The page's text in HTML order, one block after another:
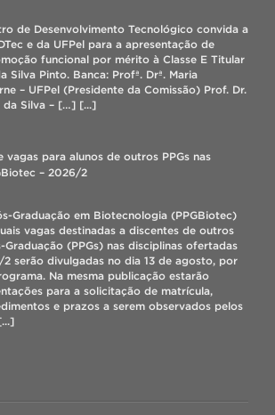
de forma […]
– Lab. Biopolímeros
que o período para solicitação de
on-line acontece de 08 a 09/08/2026,
no menu: “Aluno – Cadastros – Correção de
o período de correção, o aluno poderá fazer
(inclusão e/ou exclusão de disciplinas),
da matrícula dependerá da existência de […]
de Desenvolvimento Tecnológico convida a
e da UFPel para a apresentação de
funcional por mérito à Classe E Titular
Silva Pinto. Banca: Profª. Drª. Maria
– UFPel (Presidente da Comissão) Prof. Dr.
da Silva – […] [...]
vagas para alunos de outros PPGs nas
– 2026/2
Graduação em Biotecnologia (PPGBiotec)
vagas destinadas a discentes de outros
Graduação (PPGs) nas disciplinas ofertadas
serão divulgadas no dia 13 de agosto, por
Na mesma publicação estarão
para a solicitação de matrícula,
e prazos a serem observados pelos